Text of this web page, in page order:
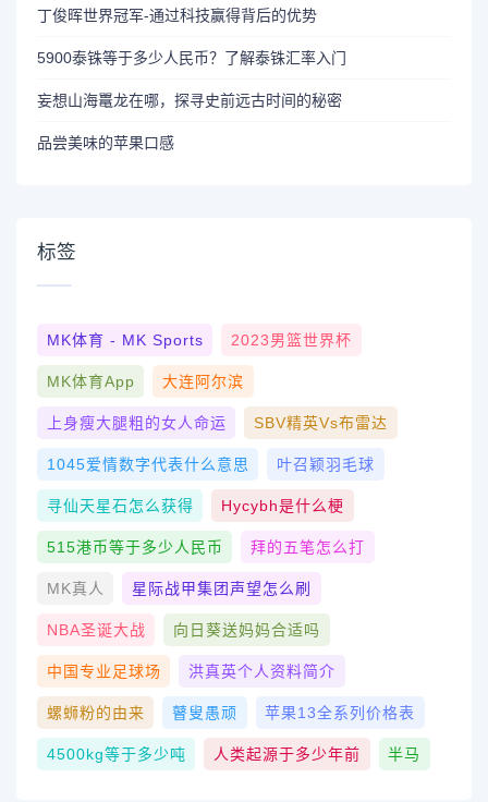
丁俊晖世界冠军-通过科技赢得背后的优势
5900泰铢等于多少人民币？了解泰铢汇率入门
妄想山海鼍龙在哪，探寻史前远古时间的秘密
品尝美味的苹果口感
标签
MK体育 - MK Sports 2023男篮世界杯
MK体育App 大连阿尔滨
上身瘦大腿粗的女人命运 SBV精英vs布雷达
1045爱情数字代表什么意思 叶召颖羽毛球
寻仙天星石怎么获得 Hycybh是什么梗
515港币等于多少人民币 拜的五笔怎么打
MK真人 星际战甲集团声望怎么刷
NBA圣诞大战 向日葵送妈妈合适吗
中国专业足球场 洪真英个人资料简介
螺蛳粉的由来 瞽叟愚顽 苹果13全系列价格表
4500kg等于多少吨 人类起源于多少年前 半马